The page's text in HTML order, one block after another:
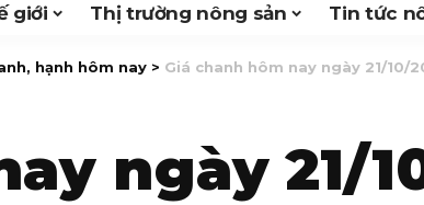
giới Thị trường nông sản Tin tức
hạnh hôm nay > Giá chanh hôm nay ngày 21/10/
ngày 21/